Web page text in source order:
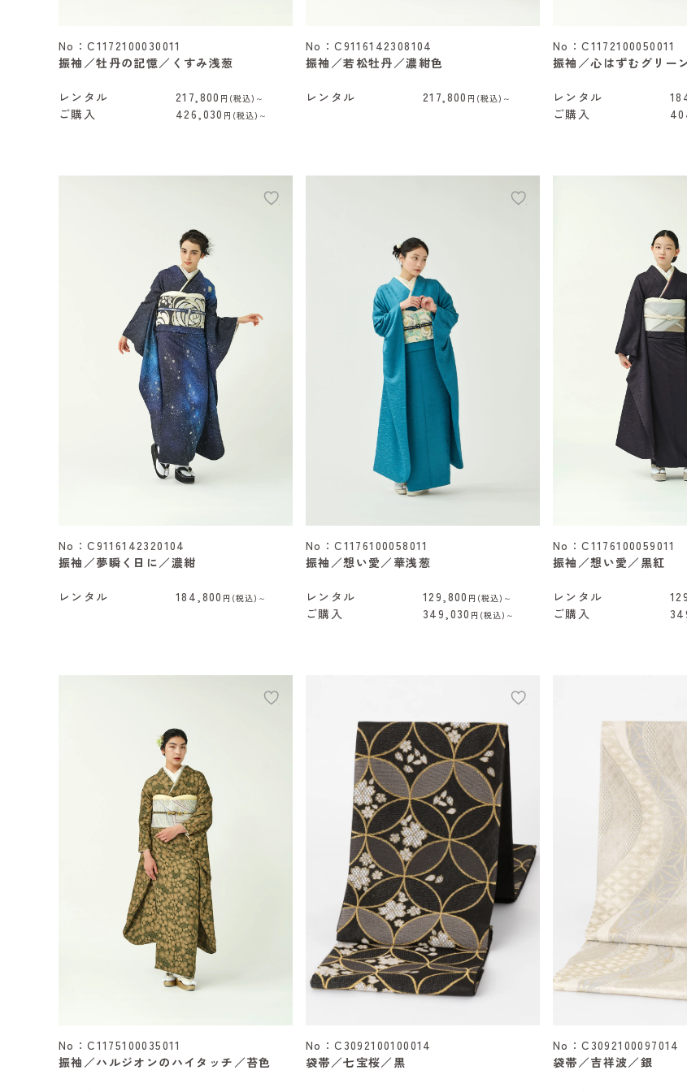
No：C1172100030011
振袖／牡丹の記憶／くすみ浅葱
レンタル 217,800 円(税込)～
ご購入 426,030 円(税込)～
No：C9116142308104
振袖／若松牡丹／濃紺色
レンタル 217,800 円(税込)～
No：C1172100050011
振袖／心はずむグリー
レンタル
ご購入
No：C9116142320104
振袖／夢瞬く日に／濃紺
レンタル 184,800 円(税込)～
No：C1176100058011
振袖／想い愛／華浅葱
レンタル 129,800 円(税込)～
ご購入 349,030 円(税込)～
No：C1176100059011
振袖／想い愛／黒紅
レンタル
ご購入
No：C1175100035011
振袖／ハルジオンのハイタッチ／苔色
No：C3092100100014
袋帯／七宝桜／黒
No：C3092100097014
袋帯／吉祥波／銀